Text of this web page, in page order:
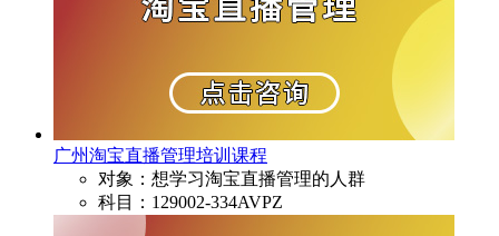
广州淘宝直播管理培训课程
对象：想学习淘宝直播管理的人群
科目：129002-334AVPZ